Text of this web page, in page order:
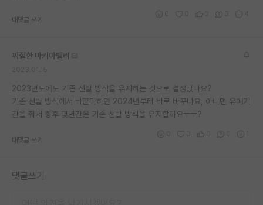
대댓글 쓰기
찌질한 마키아벨리
2023년도에도 기존 선발 방식을 유지하는 것으로 결정났나요?
기존 선발 방식에서 바꾼다하면 2024년부터 바로 바꾸나요, 아니면 유예기
간을 줘서 향후 몇년간은 기존 선발 방식을 유지할까요ㅜㅜ?
대댓글 쓰기
댓글쓰기